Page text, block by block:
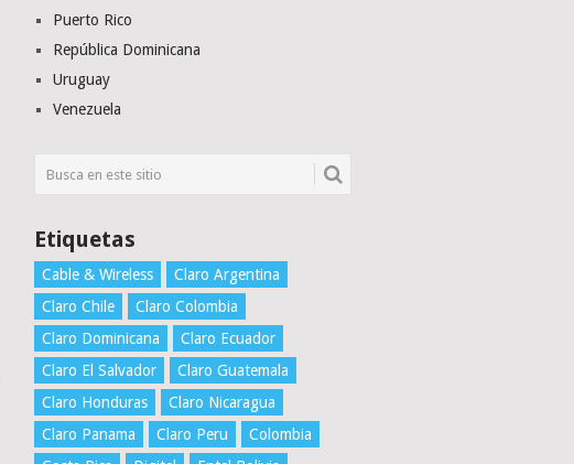
Puerto Rico
República Dominicana
Uruguay
Venezuela
Etiquetas
Cable & Wireless
Claro Argentina
Claro Chile
Claro Colombia
Claro Dominicana
Claro Ecuador
Claro El Salvador
Claro Guatemala
Claro Honduras
Claro Nicaragua
Claro Panama
Claro Peru
Colombia